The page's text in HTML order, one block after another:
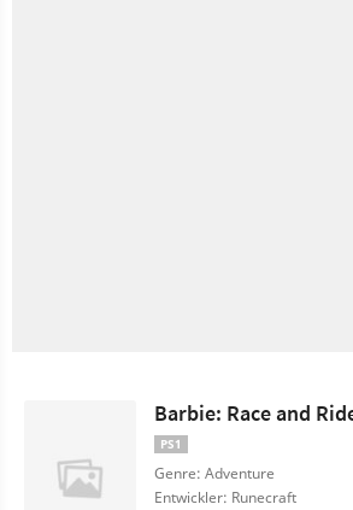
Barbie: Race and
PS1
Genre: Adventure
Entwickler: Runecraft